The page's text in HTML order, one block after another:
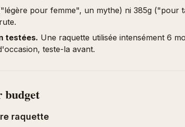
pour femme", un mythe) ni 385g ("pour
testées. Une raquette utilisée intensément 6
teste-la avant.
budget
raquette